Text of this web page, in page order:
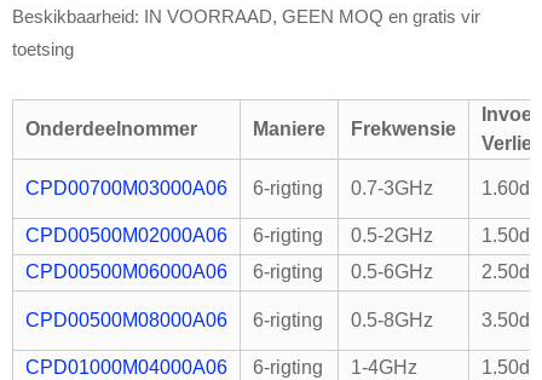
Beskikbaarheid: IN VOORRAAD, GEEN MOQ en gratis vir
toetsing
Onderdeelnommer Maniere Frekwensie
Verlies
CPD00700M03000A06 6-rigting 0.7-3GHz 1.60dB
CPD00500M02000A06 6-rigting 0.5-2GHz
1.50dB
CPD00500M06000A06
6-rigting 0.5-6GHz 2.50dB
CPD00500M08000A06 6-rigting 0.5-8GHz 3.50dB
CPD01000M04000A06 6-rigting 1-4GHz
1.50dB